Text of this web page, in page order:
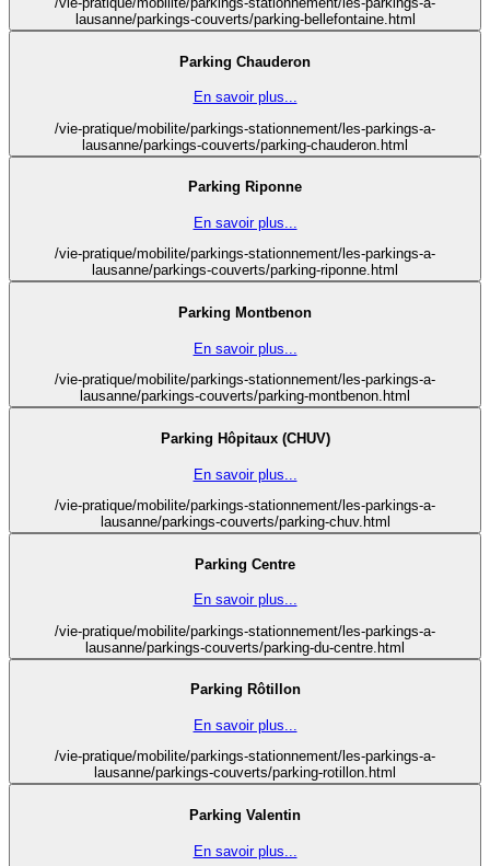
lausanne/parkings-couverts/parking-bellefontaine.html
Parking Chauderon
En savoir plus...
/vie-pratique/mobilite/parkings-stationnement/les-parkings-a-
lausanne/parkings-couverts/parking-chauderon.html
Parking Riponne
En savoir plus...
/vie-pratique/mobilite/parkings-stationnement/les-parkings-a-
lausanne/parkings-couverts/parking-riponne.html
Parking Montbenon
En savoir plus...
/vie-pratique/mobilite/parkings-stationnement/les-parkings-a-
lausanne/parkings-couverts/parking-montbenon.html
Parking Hôpitaux (CHUV)
En savoir plus...
/vie-pratique/mobilite/parkings-stationnement/les-parkings-a-
lausanne/parkings-couverts/parking-chuv.html
Parking Centre
En savoir plus...
/vie-pratique/mobilite/parkings-stationnement/les-parkings-a-
lausanne/parkings-couverts/parking-du-centre.html
Parking Rôtillon
En savoir plus...
/vie-pratique/mobilite/parkings-stationnement/les-parkings-a-
lausanne/parkings-couverts/parking-rotillon.html
Parking Valentin
En savoir plus...